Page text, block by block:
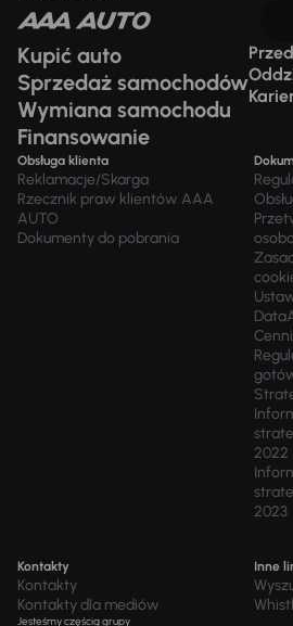
Kupić auto
Sprzedaż samochodów
Wymiana samochodu
Finansowanie
Obsługa klienta
Reklamacje/Skarga
Rzecznik praw klientów AAA
AUTO
Dokumenty do pobrania
2022
2023
Kontakty
Kontakty
Kontakty dla mediów
Inne
Jesteśmy częścią grupy